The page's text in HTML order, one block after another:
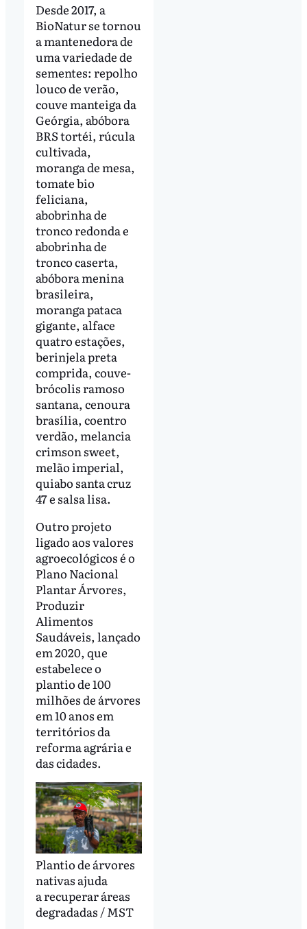
Desde 2017, a
BioNatur se tornou
a mantenedora de
uma variedade de
sementes: repolho
louco de verão,
couve manteiga da
Geórgia, abóbora
BRS tortéi, rúcula
cultivada,
moranga de mesa,
tomate bio
feliciana,
abobrinha de
tronco redonda e
abobrinha de
tronco caserta,
abóbora menina
brasileira,
moranga pataca
gigante, alface
quatro estações,
berinjela preta
comprida, couve-
brócolis ramoso
santana, cenoura
brasília, coentro
verdão, melancia
crimson sweet,
melão imperial,
quiabo santa cruz
47 e salsa lisa.
Outro projeto
ligado aos valores
agroecológicos é o
Plano Nacional
Plantar Árvores,
Produzir
Alimentos
Saudáveis, lançado
em 2020, que
estabelece o
plantio de 100
milhões de árvores
em 10 anos em
territórios da
reforma agrária e
das cidades.
Plantio de árvores
nativas ajuda
a recuperar áreas
degradadas / MST